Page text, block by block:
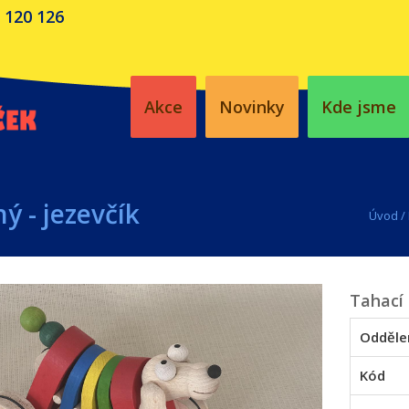
126
Akce Novinky Kde jsme
- jezevčík Úvod /
Kód